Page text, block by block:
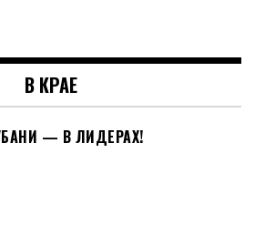
В КРАЕ
— В ЛИДЕРАХ!